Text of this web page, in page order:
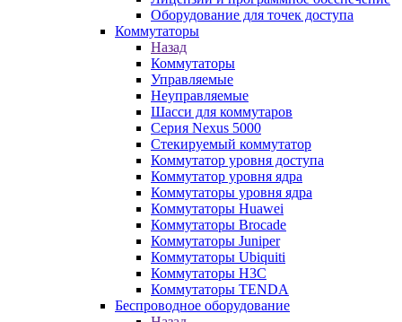
Оборудование для точек доступа
Коммутаторы
Назад
Коммутаторы
Управляемые
Неуправляемые
Шасси для коммутаров
Серия Nexus 5000
Стекируемый коммутатор
Коммутатор уровня доступа
Коммутатор уровня ядра
Коммутаторы уровня ядра
Коммутаторы Huawei
Коммутаторы Brocade
Коммутаторы Juniper
Коммутаторы Ubiquiti
Коммутаторы H3C
Коммутаторы TENDA
Беспроводное оборудование